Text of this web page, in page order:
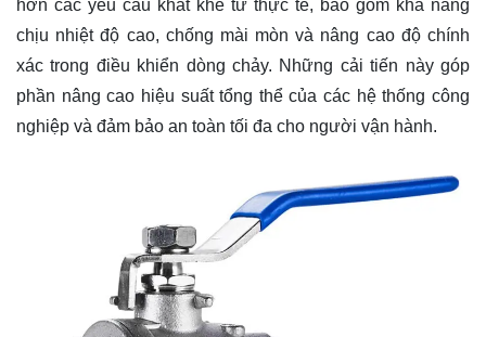
hơn các yêu cầu khắt khe từ thực tế, bao gồm khả năng
chịu nhiệt độ cao, chống mài mòn và nâng cao độ chính
xác trong điều khiển dòng chảy. Những cải tiến này góp
phần nâng cao hiệu suất tổng thể của các hệ thống công
nghiệp và đảm bảo an toàn tối đa cho người vận hành.